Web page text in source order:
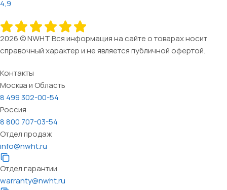
4,9
2026 © NWHT Вся информация на сайте о товарах носит
справочный характер и не является публичной офертой.
Контакты
Москва и Область
8 499 302-00-54
Россия
8 800 707-03-54
Отдел продаж
info@nwht.ru
Отдел гарантии
warranty@nwht.ru